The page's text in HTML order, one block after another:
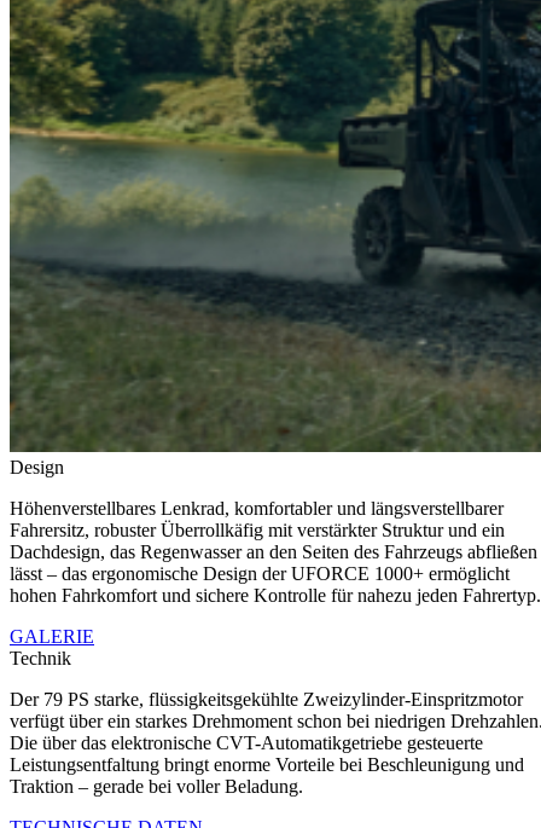
Design
Höhenverstellbares Lenkrad, komfortabler und längsverstellbarer
Fahrersitz, robuster Überrollkäfig mit verstärkter Struktur und ein
Dachdesign, das Regenwasser an den Seiten des Fahrzeugs abfließen
lässt – das ergonomische Design der UFORCE 1000+ ermöglicht
hohen Fahrkomfort und sichere Kontrolle für nahezu jeden Fahrertyp.
GALERIE
Technik
Der 79 PS starke, flüssigkeitsgekühlte Zweizylinder-Einspritzmotor
verfügt über ein starkes Drehmoment schon bei niedrigen
Die über das elektronische CVT-Automatikgetriebe gesteuerte
Leistungsentfaltung bringt enorme Vorteile bei Beschleunigung und
Traktion – gerade bei voller Beladung.